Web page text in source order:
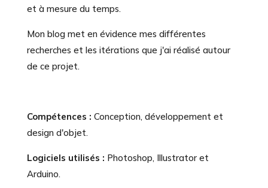
et à mesure du temps.
Mon blog met en évidence mes différentes
recherches et les itérations que j'ai réalisé autour
de ce projet.
Compétences : Conception, développement et
design d'objet.
Logiciels utilisés : Photoshop, Illustrator et
Arduino.